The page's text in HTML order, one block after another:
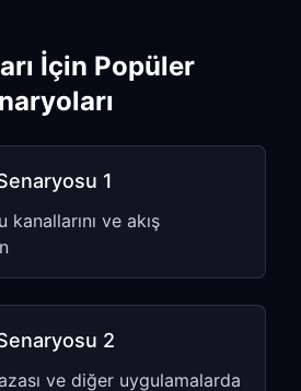
)
Ağ Ayarlarını
Home button
→Wireless
seçin
İçin Popüler
1
kanallarını ve akış
2
ve diğer uygulamalarda